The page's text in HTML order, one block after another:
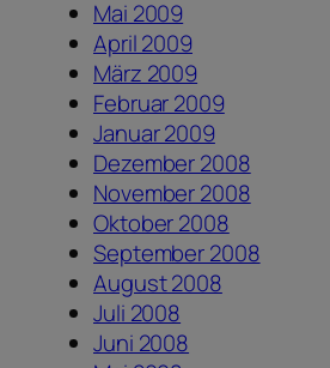
Mai 2009
April 2009
März 2009
Februar 2009
Januar 2009
Dezember 2008
November 2008
Oktober 2008
September 2008
August 2008
Juli 2008
Juni 2008